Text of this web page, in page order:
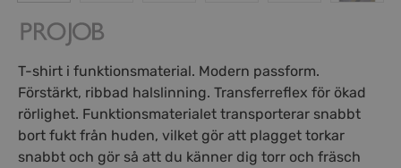
T-shirt i funktionsmaterial. Modern passform.
Förstärkt, ribbad halslinning. Transferreflex för ökad
rörlighet. Funktionsmaterialet transporterar snabbt
bort fukt från huden, vilket gör att plagget torkar
snabbt och gör så att du känner dig torr och fräsch